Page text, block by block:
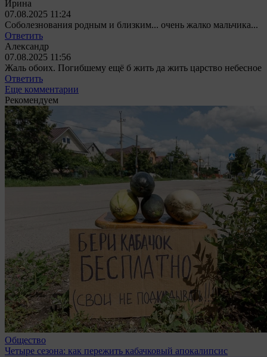
Ирина
07.08.2025 11:24
Соболезнования родным и близким... очень жалко мальчика...
Ответить
Александр
07.08.2025 11:56
Жаль обоих. Погибшему ещё б жить да жить царство небесное
Ответить
Еще комментарии
Рекомендуем
Общество
Четыре сезона: как пережить кабачковый апокалипсис